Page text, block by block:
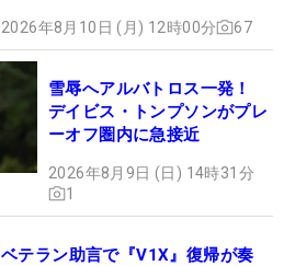
2026年8月10日 (月) 12時00分 67
雪辱へアルバトロス一発！
デイビス・トンプソンがプレ
ーオフ圏内に急接近
2026年8月9日 (日) 14時31分
1
ベテラン助言で『V1X』復帰が奏